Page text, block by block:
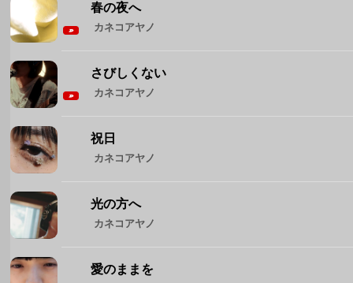
春の夜へ
カネコアヤノ
さびしくない
カネコアヤノ
祝日
カネコアヤノ
光の方へ
カネコアヤノ
愛のままを